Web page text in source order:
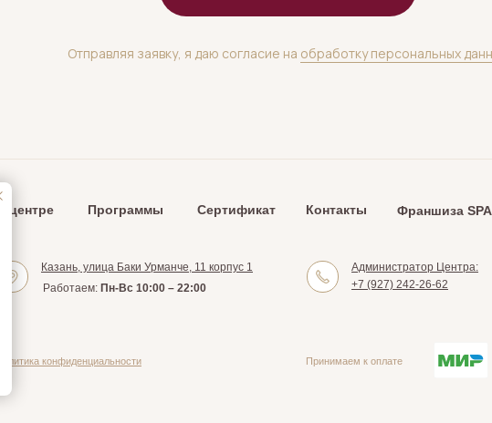
Отправляя заявку, я даю согласие на обработку персональных
Казань, улица Баки Урманче, 11 корпус 1
О центре Программы Сертификат Контакты
Администратор Центра:
+7 (927) 242-26-62
Работаем: Пн-Вс 10:00 – 22:00
Политика конфиденциальности Принимаем к оплате
Франшиза